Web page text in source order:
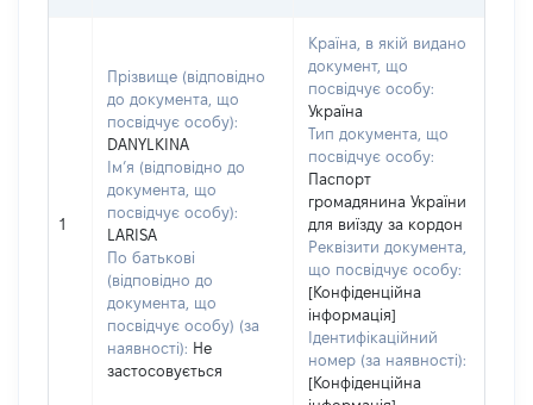
1
Прізвище (відповідно
до документа, що
посвідчує особу):
DANYLKINA
Ім’я (відповідно до
документа, що
посвідчує особу):
LARISA
По батькові
(відповідно до
документа, що
посвідчує особу) (за
наявності): Не
застосовується
Країна, в якій видано
документ, що
посвідчує особу:
Україна
Тип документа, що
посвідчує особу:
Паспорт
громадянина України
для виїзду за кордон
Реквізити документа,
що посвідчує особу:
[Конфіденційна
інформація]
Ідентифікаційний
номер (за наявності):
[Конфіденційна